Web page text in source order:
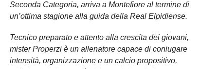
Seconda Categoria, arriva a Montefiore al termine di
un’ottima stagione alla guida della Real Elpidiense.
Tecnico preparato e attento alla crescita dei giovani,
mister Properzi è un allenatore capace di coniugare
intensità, organizzazione e un calcio propositivo,